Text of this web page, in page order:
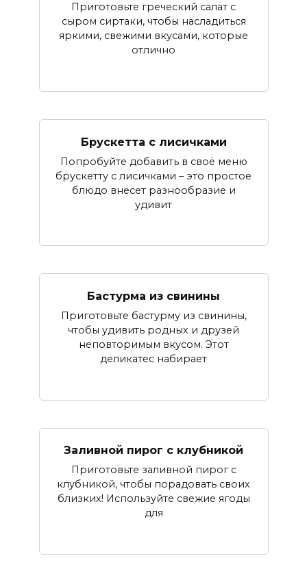
Приготовьте греческий салат с
сыром сиртаки, чтобы насладиться
яркими, свежими вкусами, которые
отлично
Брускетта с лисичками
Попробуйте добавить в своё меню
брускетту с лисичками – это простое
блюдо внесет разнообразие и
удивит
Бастурма из свинины
Приготовьте бастурму из свинины,
чтобы удивить родных и друзей
неповторимым вкусом. Этот
деликатес набирает
Заливной пирог с клубникой
Приготовьте заливной пирог с
клубникой, чтобы порадовать своих
близких! Используйте свежие ягоды
для